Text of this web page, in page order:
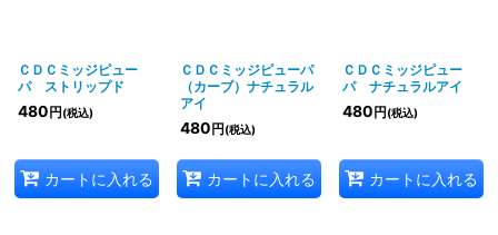
ＣＤＣミッジピュー
パ ストリップド
480 円 (税込)
カートに入れる
ＣＤＣミッジピューパ
（カーブ）ナチュラル
アイ
480 円 (税込)
カートに入れる
ＣＤＣミッジピュー
パ ナチュラルアイ
480 円 (税込)
カートに入れる